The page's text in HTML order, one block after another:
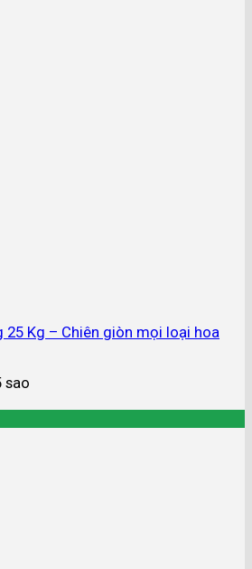
25 Kg – Chiên giòn mọi loại hoa
sao